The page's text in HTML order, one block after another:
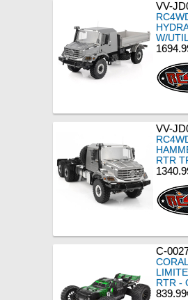
VV-
W/
VV-
RTR
C-
RTR -